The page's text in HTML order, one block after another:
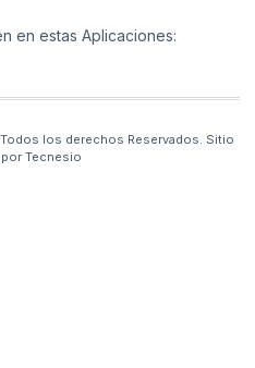
en estas Aplicaciones:
los derechos Reservados. Sitio
Tecnesio